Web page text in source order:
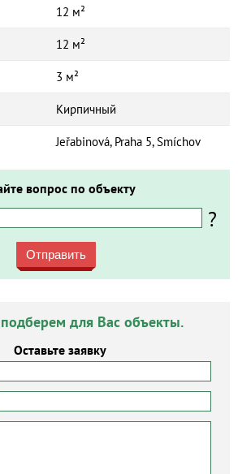
12 м²
12 м²
3 м²
Кирпичный
Jeřabinová, Praha 5, Smíchov
вопрос по объекту
?
Отправить
для Вас объекты.
Оставьте заявку